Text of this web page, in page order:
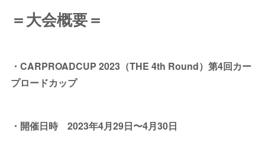
＝大会概要＝
・CARPROADCUP 2023（THE 4th Round）第4回カー
プロードカップ
・開催日時 2023年4月29日〜4月30日